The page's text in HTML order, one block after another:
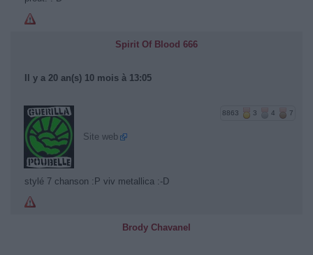
Spirit Of Blood 666
Il y a 20 an(s) 10 mois à 13:05
8863 3 4 7
Site web
stylé 7 chanson :P viv metallica :-D
Brody Chavanel